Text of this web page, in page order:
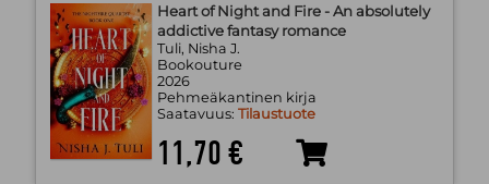
Heart of Night and Fire - An absolutely
addictive fantasy romance
Tuli, Nisha J.
Bookouture
2026
Pehmeäkantinen kirja
Saatavuus: Tilaustuote
11,70 €